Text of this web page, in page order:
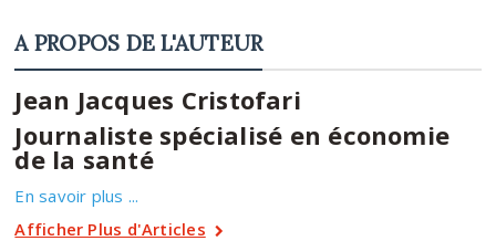
A PROPOS DE L'AUTEUR
Jean Jacques Cristofari
Journaliste spécialisé en économie
de la santé
En savoir plus ...
Afficher Plus d'Articles